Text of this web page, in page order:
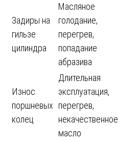
Задиры на
гильзе
цилиндра
Масляное
голодание,
перегрев,
попадание
абразива
Износ
поршневых
колец
Длительная
эксплуатация,
перегрев,
некачественное
масло